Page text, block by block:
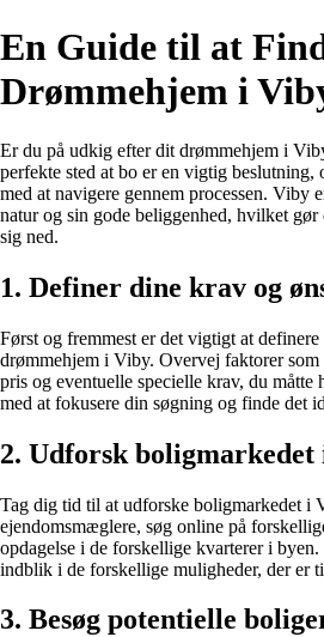
En Guide til at
Drømmehjem i
Er du på udkig efter dit drømmehjem i
perfekte sted at bo er en vigtig
med at navigere gennem processen. Viby
natur og sin gode beliggenhed, hvilket gør
sig ned.
1. Definer dine krav og
Først og fremmest er det vigtigt at
drømmehjem i Viby. Overvej faktorer som
pris og eventuelle specielle krav, du
med at fokusere din søgning og finde det
2. Udforsk
Tag dig tid til at udforske boligmarkedet i
ejendomsmæglere, søg online på
opdagelse i de forskellige kvarterer i
indblik i de forskellige muligheder, der er
3. Besøg potentielle